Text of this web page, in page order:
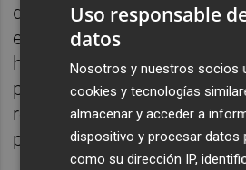
derechos y a que se note la
económica en las familias",
hoja de ruta en política
proteger a la clase media y
revertir los recortes en
política social.
Uso responsable
datos
Nosotros y nuestros socios
cookies y tecnologías
almacenar y acceder a
dispositivo y procesar datos
como su dirección IP,